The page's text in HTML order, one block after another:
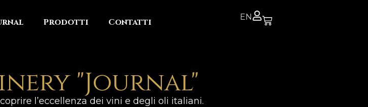
Prodotti Contatti EN
"Journal"
l’eccellenza dei vini e degli oli italiani.